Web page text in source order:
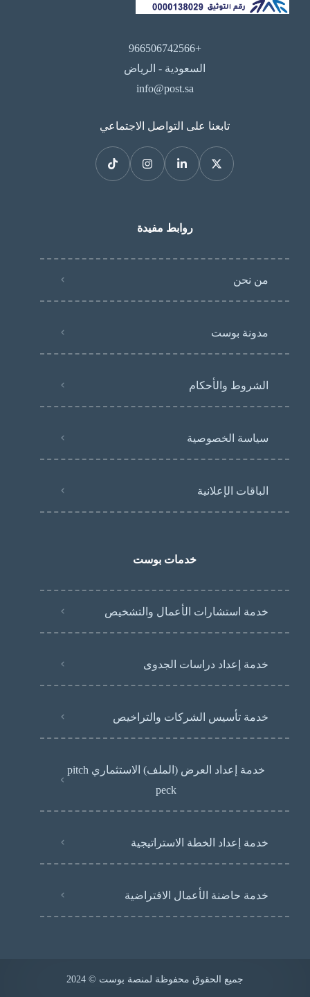
+966506742566
السعودية - الرياض
info@post.sa
تابعنا على التواصل الاجتماعي
روابط مفيدة
من نحن
مدونة بوست
الشروط والأحكام
سياسة الخصوصية
الباقات الإعلانية
خدمات بوست
خدمة استشارات الأعمال والتشخيص
خدمة إعداد دراسات الجدوى
خدمة تأسيس الشركات والتراخيص
خدمة إعداد العرض (الملف) الاستثماري pitch
peck
خدمة إعداد الخطة الاستراتيجية
خدمة حاضنة الأعمال الافتراضية
جميع الحقوق محفوظة لمنصة بوست © 2024